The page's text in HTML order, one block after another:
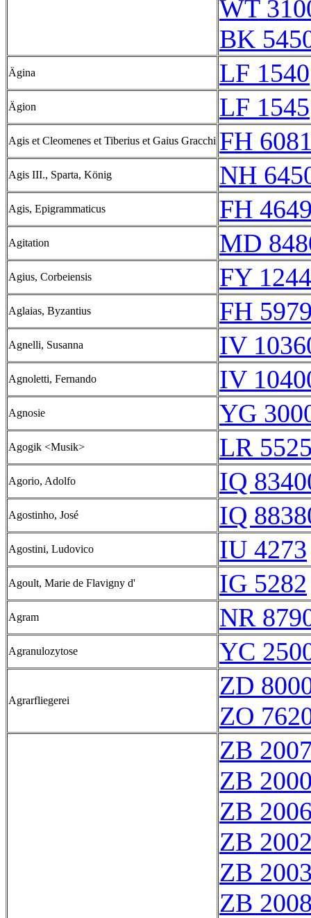
WT
BK
Ägina LF 1540
Ägion LF 1545
Agis et Cleomenes et Tiberius et Gaius Gracchi FH
Agis III., Sparta, König NH
Agis, Epigrammaticus FH
Agitation MD
Agius, Corbeiensis FY
Aglaias, Byzantius FH
Agnelli, Susanna IV
Agnoletti, Fernando IV
Agnosie YG
Agogik <Musik> LR
Agorio, Adolfo IQ
Agostinho, José IQ
Agostini, Ludovico IU 4273
Agoult, Marie de Flavigny d' IG 5282
Agram NR
Agranulozytose YC
Agrarfliegerei
ZD
ZO
ZB
ZB
ZB
ZB
ZB
ZB